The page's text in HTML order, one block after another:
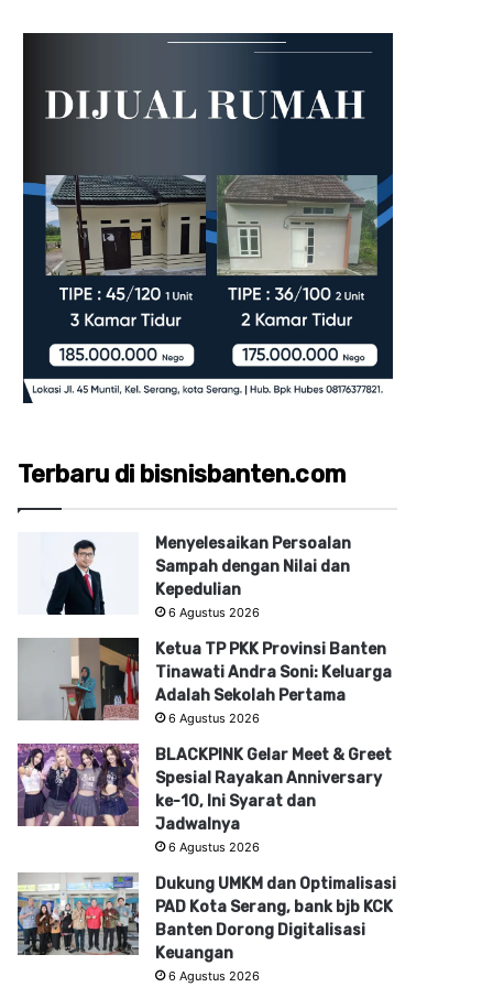
Terbaru di bisnisbanten.com
Menyelesaikan Persoalan
Sampah dengan Nilai dan
Kepedulian
6 Agustus 2026
Ketua TP PKK Provinsi Banten
Tinawati Andra Soni: Keluarga
Adalah Sekolah Pertama
6 Agustus 2026
BLACKPINK Gelar Meet & Greet
Spesial Rayakan Anniversary
ke-10, Ini Syarat dan
Jadwalnya
6 Agustus 2026
Dukung UMKM dan Optimalisasi
PAD Kota Serang, bank bjb KCK
Banten Dorong Digitalisasi
Keuangan
6 Agustus 2026